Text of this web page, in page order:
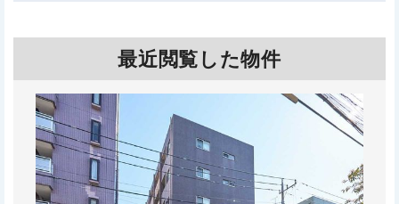
最近閲覧した物件